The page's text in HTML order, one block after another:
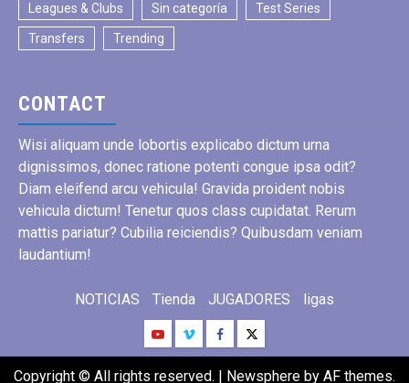
Leagues & Clubs Sin categoría Test Series
Transfers Trending
CONTACT
Wisi aliquam unde lobortis explicabo dictum urna
dignissimos, donec ratione potenti congue ipsa odit?
Diam eleifend arcu vehicula! Gravida proident nobis
vehicula dictum! Tenetur quos class cupidatat. Rerum
mattis pariatur? Cubilia reiciendis? Quibusdam veniam
laudantium!
NOTICIAS Tienda JUGADORES ligas
Copyright © All rights reserved. Newsphere by AF themes.